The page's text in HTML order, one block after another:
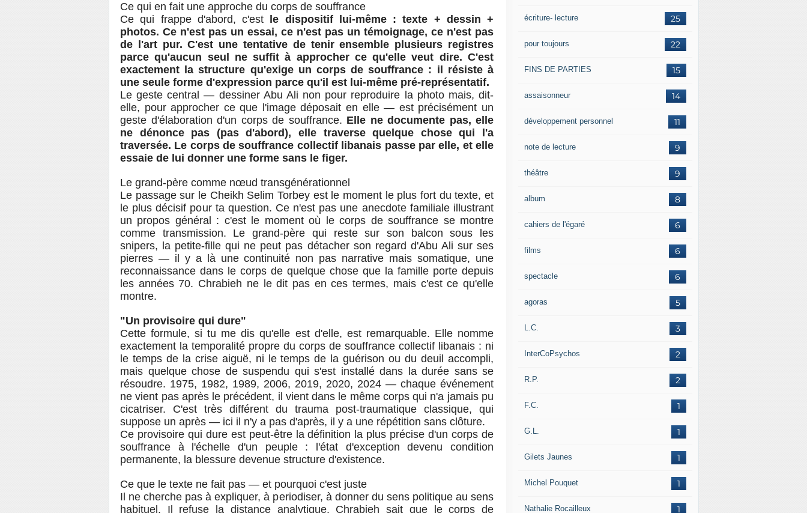
Ce qui en fait une approche du corps de souffrance
Ce qui frappe d'abord, c'est
le dispositif lui-même : texte + dessin +
photos. Ce n'est pas un essai, ce n'est pas un témoignage, ce n'est pas
de l'art pur. C'est une tentative de tenir ensemble plusieurs registres
parce qu'aucun seul ne suffit à approcher ce qu'elle veut dire. C'est
exactement la structure qu'exige un corps de souffrance : il résiste à
une seule forme d'expression parce qu'il est lui-même pré-représentatif.
Le geste central — dessiner Abu Ali non pour reproduire la photo mais, dit-
elle, pour approcher ce que l'image déposait en elle — est précisément un
geste d'élaboration d'un corps de souffrance. Elle ne documente pas, elle
ne dénonce pas (pas d'abord), elle traverse quelque chose qui l'a
traversée. Le corps de souffrance collectif libanais passe par elle, et elle
essaie de lui donner une forme sans le figer.
Le grand-père comme nœud transgénérationnel
Le passage sur le Cheikh Selim Torbey est le moment le plus fort du texte, et
le plus décisif pour ta question. Ce n'est pas une anecdote familiale illustrant
un propos général : c'est le moment où le corps de souffrance se montre
comme transmission. Le grand-père qui reste sur son balcon sous les
snipers, la petite-fille qui ne peut pas détacher son regard d'Abu Ali sur ses
pierres — il y a là une continuité non pas narrative mais somatique, une
reconnaissance dans le corps de quelque chose que la famille porte depuis
les années 70. Chrabieh ne le dit pas en ces termes, mais c'est ce qu'elle
montre.
"Un provisoire qui dure"
Cette formule, si tu me dis qu'elle est d'elle, est remarquable. Elle nomme
exactement la temporalité propre du corps de souffrance collectif libanais : ni
le temps de la crise aiguë, ni le temps de la guérison ou du deuil accompli,
mais quelque chose de suspendu qui s'est installé dans la durée sans se
résoudre. 1975, 1982, 1989, 2006, 2019, 2020, 2024 — chaque événement
ne vient pas après le précédent, il vient dans le même corps qui n'a jamais pu
cicatriser. C'est très différent du trauma post-traumatique classique, qui
suppose un après — ici il n'y a pas d'après, il y a une répétition sans clôture.
Ce provisoire qui dure est peut-être la définition la plus précise d'un corps de
souffrance à l'échelle d'un peuple : l'état d'exception devenu condition
permanente, la blessure devenue structure d'existence.
Ce que le texte ne fait pas — et pourquoi c'est juste
Il ne cherche pas à expliquer, à periodiser, à donner du sens politique au sens
habituel. Il refuse la distance analytique. Chrabieh sait que le corps de
25
écriture- lecture
22
pour toujours
15
FINS DE PARTIES
14
assaisonneur
11
développement personnel
9
note de lecture
9
théâtre
8
album
6
cahiers de l'égaré
6
films
6
spectacle
5
agoras
3
L.C.
2
InterCoPsychos
2
R.P.
1
F.C.
1
G.L.
1
Gilets Jaunes
1
Michel Pouquet
1
Nathalie Rocailleux